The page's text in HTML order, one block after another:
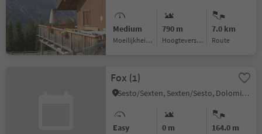
Medium
Moeilijkheidsgraad
790 m
Hoogteverschil
7.0 km
Route
Fox (1)
Sesto/Sexten, Sexten/Sesto, Dolomites Region 3 Zinnen
Easy 0 m 164.0 m